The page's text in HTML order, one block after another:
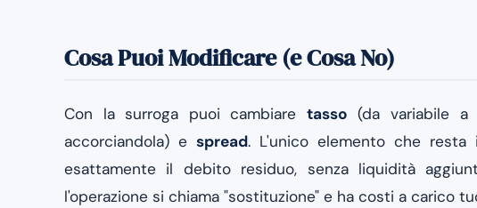
Cosa Puoi Modificare (e Cosa No)
Con la surroga puoi cambiare tasso (da variabile a
accorciandola) e spread. L'unico elemento che resta
esattamente il debito residuo, senza liquidità
l'operazione si chiama "sostituzione" e ha costi a carico